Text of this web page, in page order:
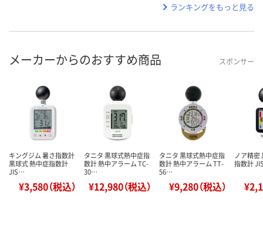
ランキングをもっと見る
メーカーからのおすすめ商品 スポンサー
キングジム 暑さ指数計
黒球式 熱中症指数計
JIS…
¥3,580（税込）
タニタ 黒球式熱中症指
数計 熱中アラーム TC-
30…
¥12,980（税込）
タニタ 黒球式熱中症指
数計 熱中アラーム TT-
56…
¥9,280（税込）
ノア精密
指数計